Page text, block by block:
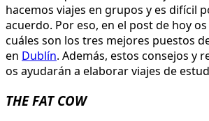
hacemos viajes en grupos y es difícil
acuerdo. Por eso, en el post de hoy
cuáles son los tres mejores puestos
en Dublín. Además, estos consejos y
os ayudarán a elaborar viajes de
THE FAT COW